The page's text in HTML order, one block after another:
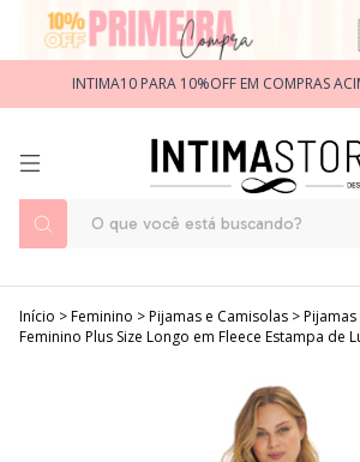
INTIMA10 PARA 10%OFF EM COMPRAS
Início >Feminino >Pijamas e Camisolas >Pijamas
Feminino Plus Size Longo em Fleece Estampa de